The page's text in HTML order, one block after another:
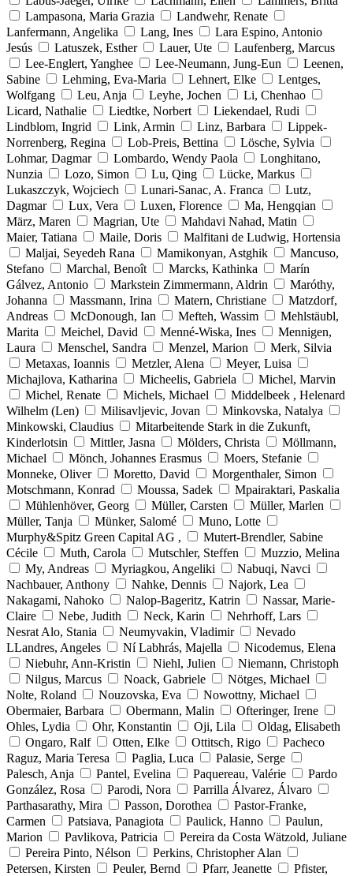
Lampasona, Maria Grazia
Landwehr, Renate
Lanfermann, Angelika
Lang, Ines
Lara Espino, Antonio
Jesús
Latuszek, Esther Lauer, Ute
Laufenberg, Marcus
Lee-Englert, Yanghee
Lee-Neumann, Jung-Eun
Leenen,
Sabine
Lehming, Eva-Maria Lehnert, Elke
Lentges,
Wolfgang
Leu, Anja Leyhe, Jochen
Li, Chenhao
Licard, Nathalie
Liedtke, Norbert
Liekendael, Rudi
Lindblom, Ingrid
Link, Armin Linz, Barbara
Lippek-
Norrenberg, Regina
Lob-Preis, Bettina
Lösche, Sylvia
Lohmar, Dagmar
Lombardo, Wendy Paola
Longhitano,
Nunzia
Lozo, Simon Lu, Qing
Lücke, Markus
Lukaszczyk, Wojciech
Lunari-Sanac, A. Franca
Lutz,
Dagmar
Lux, Vera Luxen, Florence
Ma, Hengqian
März, Maren
Magrian, Ute
Mahdavi Nahad, Matin
Maier, Tatiana
Maile, Doris
Malfitani de Ludwig, Hortensia
Maljai, Seyedeh Rana
Mamikonyan, Astghik
Mancuso,
Stefano
Marchal, Benoît Marcks, Kathinka
Marín
Gálvez, Antonio
Markstein Zimmermann, Aldrin
Maróthy,
Johanna
Massmann, Irina Matern, Christiane
Matzdorf,
Andreas
McDonough, Ian Mefteh, Wassim
Mehlstäubl,
Marita
Meichel, David Menné-Wiska, Ines
Mennigen,
Laura
Menschel, Sandra Menzel, Marion
Merk, Silvia
Metaxas, Ioannis
Metzler, Alena
Meyer, Luisa
Michajlova, Katharina
Micheelis, Gabriela
Michel, Marvin
Michel, Renate
Michels, Michael
Middelbeek , Helenard
Wilhelm (Len)
Milisavljevic, Jovan
Minkovska, Natalya
Minkowski, Claudius
Mitarbeitende Stark in die Zukunft,
Kinderlotsin
Mittler, Jasna Mölders, Christa
Möllmann,
Michael
Mönch, Johannes Erasmus
Moers, Stefanie
Monneke, Oliver
Moretto, David
Morgenthaler, Simon
Motschmann, Konrad
Moussa, Sadek
Mpairaktari, Paskalia
Mühlenhöver, Georg
Müller, Carsten
Müller, Marlen
Müller, Tanja
Münker, Salomé
Muno, Lotte
Murphy&Spitz Green Capital AG ,
Mutert-Brendler, Sabine
Cécile
Muth, Carola Mutschler, Steffen
Muzzio, Melina
My, Andreas
Myriagkou, Angeliki
Nabuqi, Navci
Nachbauer, Anthony
Nahke, Dennis
Najork, Lea
Nakagami, Nahoko
Nalop-Bageritz, Katrin
Nassar, Marie-
Claire
Nebe, Judith Neck, Karin
Nehrhoff, Lars
Nesrat Alo, Stania
Neumyvakin, Vladimir
Nevado
LLandres, Angeles
Ní Labhrás, Majella
Nicodemus, Elena
Niebuhr, Ann-Kristin
Niehl, Julien
Niemann, Christoph
Nilgus, Marcus
Noack, Gabriele
Nötges, Michael
Nolte, Roland
Nouzovska, Eva
Nowottny, Michael
Obermaier, Barbara
Obermann, Malin
Ofteringer, Irene
Ohles, Lydia
Ohr, Konstantin Oji, Lila
Oldag, Elisabeth
Ongaro, Ralf
Otten, Elke Ottitsch, Rigo
Pacheco
Raguz, Maria Teresa
Paglia, Luca
Palasie, Serge
Palesch, Anja
Pantel, Evelina Paquereau, Valérie
Pardo
González, Rosa
Parodi, Nora
Parrilla Álvarez, Álvaro
Parthasarathy, Mira
Passon, Dorothea
Pastor-Franke,
Carmen
Patsiava, Panagiota Paulick, Hanno
Paulun,
Marion
Pavlikova, Patricia
Pereira da Costa Wätzold, Juliane
Pereira Pinto, Nélson
Perkins, Christopher Alan
Petersen, Kirsten
Peuler, Bernd Pfarr, Jeanette
Pfister,